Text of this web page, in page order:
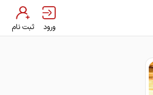
ورود ثبت نام